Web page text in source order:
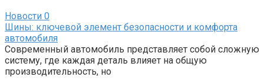
Новости 0
Шины: ключевой элемент безопасности и комфорта
автомобиля
Современный автомобиль представляет собой сложную
систему, где каждая деталь влияет на общую
производительность, но